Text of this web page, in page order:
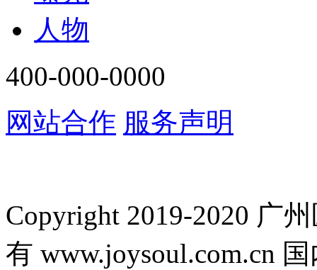
人物
400-000-0000
网站合作 服务声明
Copyright 2019-2020 广
有 www.joysoul.com.cn